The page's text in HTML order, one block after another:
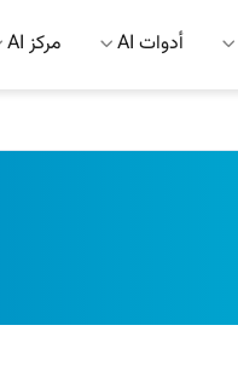
أدوات AI مركز AI